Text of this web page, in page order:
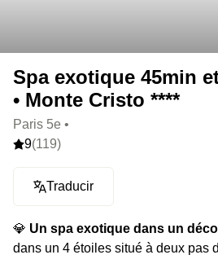
Spa exotique 45min
• Monte Cristo ****
Paris 5e •
9(119)
Traducir
💎 Un spa exotique dans un
dans un 4 étoiles situé à deux pas